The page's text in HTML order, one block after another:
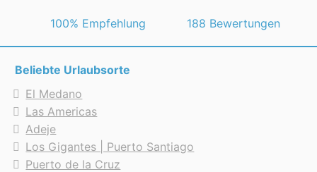
100% Empfehlung 188 Bewertungen
Beliebte Urlaubsorte
El Medano
Las Americas
Adeje
Los Gigantes | Puerto Santiago
Puerto de la Cruz